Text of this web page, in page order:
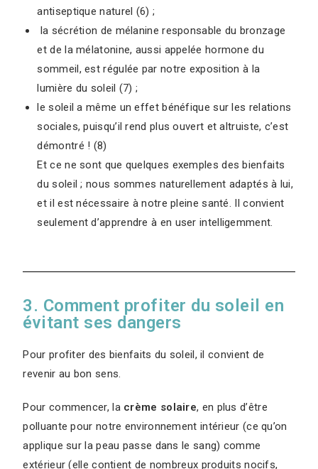
antiseptique naturel (6) ;
la sécrétion de mélanine responsable du bronzage
et de la mélatonine, aussi appelée hormone du
sommeil, est régulée par notre exposition à la
lumière du soleil (7) ;
le soleil a même un effet bénéfique sur les relations
sociales, puisqu’il rend plus ouvert et altruiste, c’est
démontré ! (8)
Et ce ne sont que quelques exemples des bienfaits
du soleil ; nous sommes naturellement adaptés à lui,
et il est nécessaire à notre pleine santé. Il convient
seulement d’apprendre à en user intelligemment.
3. Comment profiter du soleil en
évitant ses dangers
Pour profiter des bienfaits du soleil, il convient de
revenir au bon sens.
Pour commencer, la crème solaire, en plus d’être
polluante pour notre environnement intérieur (ce qu’on
applique sur la peau passe dans le sang) comme
extérieur (elle contient de nombreux produits nocifs,